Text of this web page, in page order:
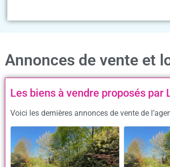
Annonces de vente et
Les biens à vendre proposés par
Voici les dernières annonces de vente de